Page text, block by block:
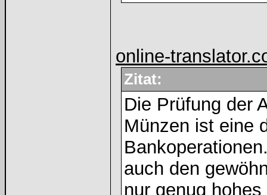
online-
Zitat:
Die Prüfung der
Münzen ist eine
auch den
nur genug